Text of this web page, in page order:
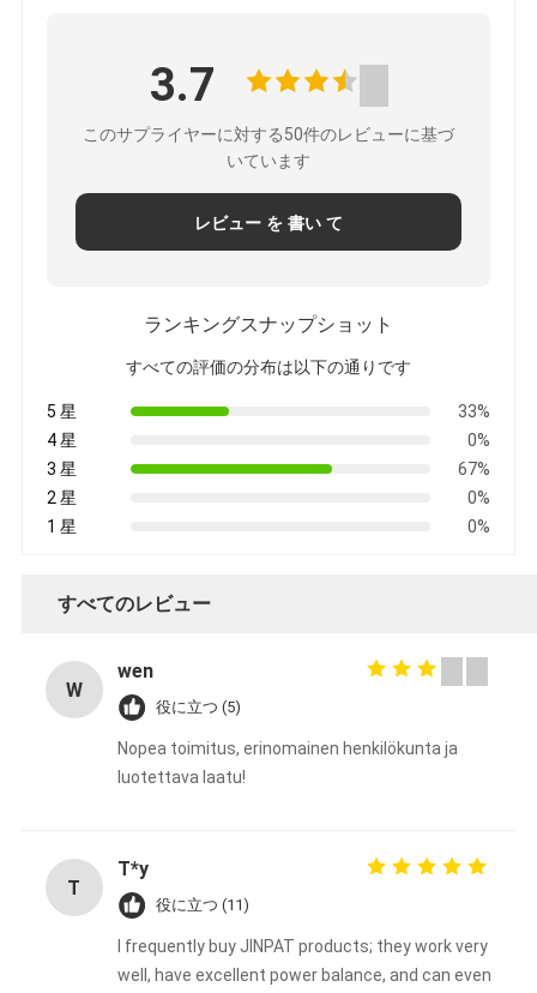
3.7
このサプライヤーに対する50件のレビューに基づ
いています
レビュー を 書い て
ランキングスナップショット
すべての評価の分布は以下の通りです
5 星
33%
4 星
0%
3 星
67%
2 星
0%
1 星
0%
すべてのレビュー
W
wen
役に立つ (5)
Nopea toimitus, erinomainen henkilökunta ja
luotettava laatu!
T
T*y
役に立つ (11)
I frequently buy JINPAT products; they work very
well, have excellent power balance, and can even